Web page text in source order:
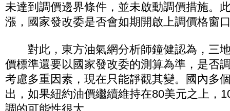
未達到調價邊界條件，並未啟動調價措施。
漲，國家發改委是否會如期開啟上調價格窗
對此，東方油氣網分析師鐘健認為，三
價標準還要以國家發改委的測算為準，是否
考慮多重因素，現在只能靜觀其變。國內多
出，如果紐約油價繼續維持在80美元之上，